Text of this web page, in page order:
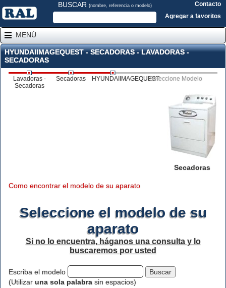
BUSCAR (nombre, referencia o modelo)
Contacto
Agregar a favoritos
MENÚ
HYUNDAIIMAGEQUEST - SECADORAS - LAVADORAS -
SECADORAS
Lavadoras -
Secadoras
Secadoras HYUNDAIIMAGEQUESTSeleccione Modelo
Secadoras
Como encontrar el modelo de su aparato
Seleccione el modelo de su
aparato
Si no lo encuentra, háganos una consulta y lo
buscaremos por usted
Escriba el modelo
(Utilizar una sola palabra sin espacios)